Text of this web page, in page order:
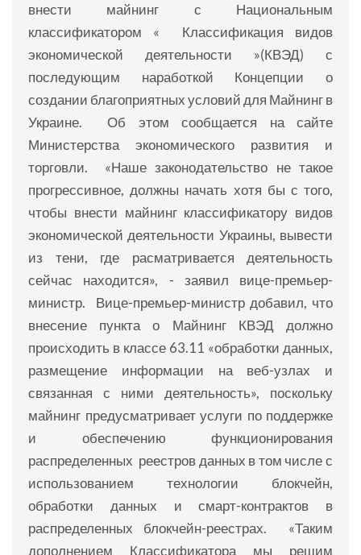
внести майнинг с Национальным
классификатором « Классификация видов
экономической деятельности »(КВЭД) с
последующим наработкой Концепции о
создании благоприятных условий для Майнинг в
Украине. Об этом сообщается на сайте
Министерства экономического развития и
торговли. «Наше законодательство не такое
прогрессивное, должны начать хотя бы с того,
чтобы внести майнинг классификатору видов
экономической деятельности Украины, вывести
из тени, где расматривается деятельность
сейчас находится», - заявил вице-премьер-
министр. Вице-премьер-министр добавил, что
внесение пункта о Майнинг КВЭД должно
происходить в классе 63.11 «обработки данных,
размещение информации на веб-узлах и
связанная с ними деятельность», поскольку
майнинг предусматривает услуги по поддержке
и обеспечению функционирования
распределенных реестров данных в том числе с
использованием технологии блокчейн,
обработки данных и смарт-контрактов в
распределенных блокчейн-реестрах. «Таким
дополнением Классификатора мы решим